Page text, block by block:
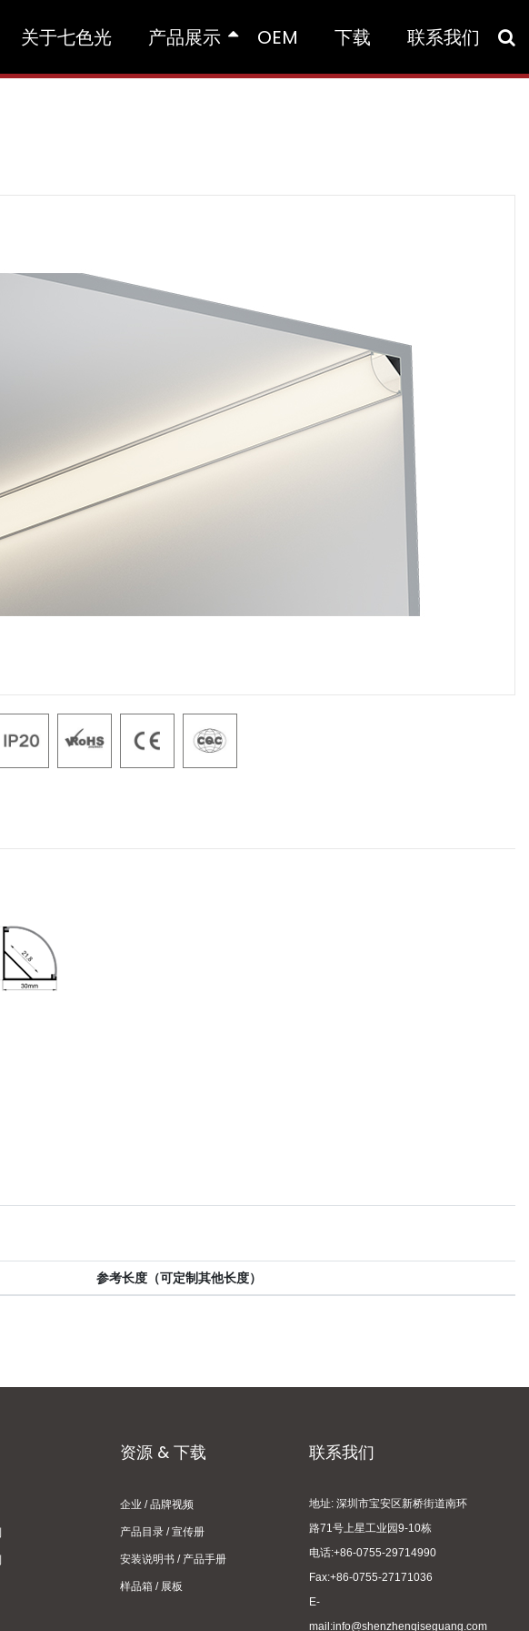
关于七色光 产品展示 OEM 下载 联系我们
参考长度（可定制其他长度）
资源 & 下载
企业 / 品牌视频
产品目录 / 宣传册
安装说明书 / 产品手册
样品箱 / 展板
联系我们
地址: 深圳市宝安区新桥街道南环
路71号上星工业园9-10栋
电话:+86-0755-29714990
Fax:+86-0755-27171036
E-
mail:info@shenzhenqiseguang.com